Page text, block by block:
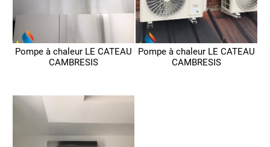
Pompe à chaleur LE CATEAU
CAMBRESIS
Pompe à chaleur LE CATEAU
CAMBRESIS